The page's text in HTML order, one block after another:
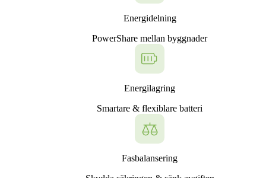
Energidelning
PowerShare mellan byggnader
Energilagring
Smartare & flexiblare batteri
Fasbalansering